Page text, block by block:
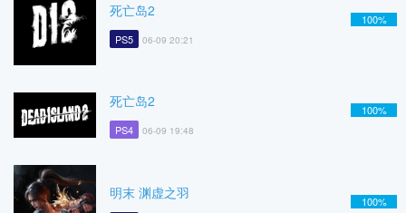
死亡岛2
PS5 06-09 20:21
100%
死亡岛2
PS4 06-09 19:48
100%
明末 渊虚之羽 100%